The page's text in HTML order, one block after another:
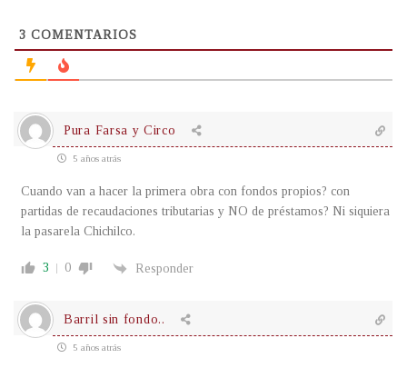
3 COMENTARIOS
Pura Farsa y Circo
5 años atrás
Cuando van a hacer la primera obra con fondos propios? con
partidas de recaudaciones tributarias y NO de préstamos? Ni siquiera
la pasarela Chichilco.
3 0 Responder
Barril sin fondo..
5 años atrás